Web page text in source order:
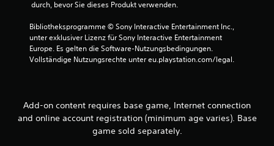
durch, bevor Sie dieses Produkt verwenden.
Bibliotheksprogramme © Sony Interactive Entertainment Inc.,
unter exklusiver Lizenz für Sony Interactive Entertainment
Europe. Es gelten die Software-Nutzungsbedingungen.
Vollständige Nutzungsrechte unter eu.playstation.com/legal.
Add-on content requires base game, Internet connection
and online account registration (minimum age varies). Base
game sold separately.